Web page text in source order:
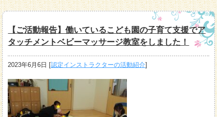
【ご活動報告】働いているこども園の子育て支援でア
タッチメントベビーマッサージ教室をしました！
2023年6月6日 [認定インストラクターの活動紹介]